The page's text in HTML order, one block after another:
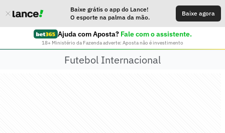
Baixe grátis o app do Lance!
O esporte na palma da mão.
Baixe agora
Ajuda com Aposta? Fale com o assistente.
18+ Ministério da Fazenda adverte: Aposta não é investimento
Futebol Internacional